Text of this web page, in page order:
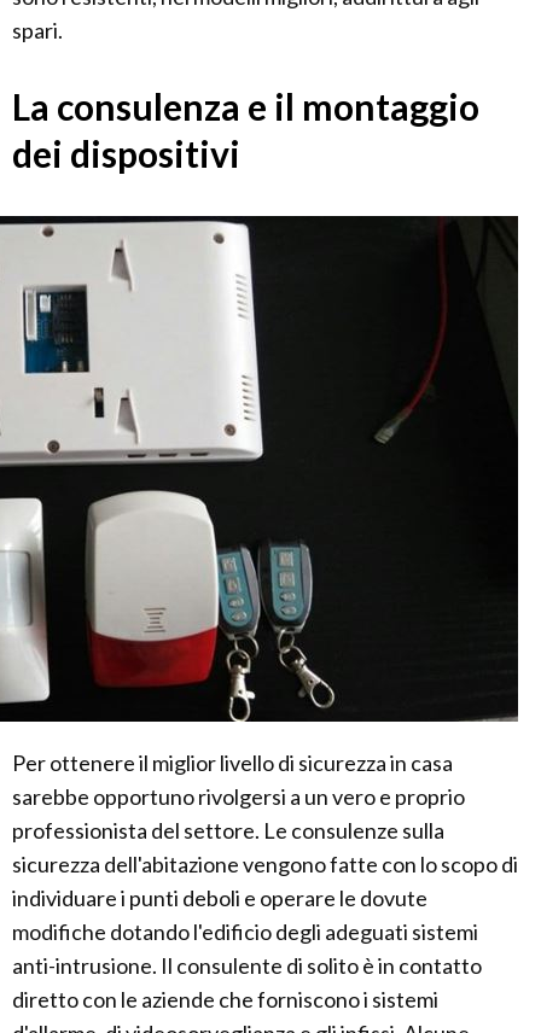
spari.
La consulenza e il montaggio
dei dispositivi
Per ottenere il miglior livello di sicurezza in casa
sarebbe opportuno rivolgersi a un vero e proprio
professionista del settore. Le consulenze sulla
sicurezza dell'abitazione vengono fatte con lo scopo di
individuare i punti deboli e operare le dovute
modifiche dotando l'edificio degli adeguati sistemi
anti-intrusione. Il consulente di solito è in contatto
diretto con le aziende che forniscono i sistemi